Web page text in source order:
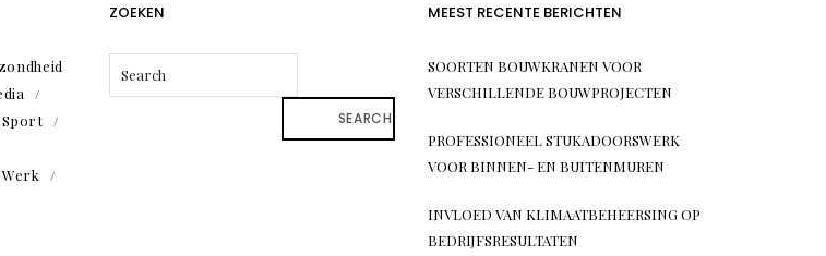
Sport
Werk
ZOEKEN
SEARCH
MEEST RECENTE BERICHTEN
SOORTEN BOUWKRANEN VOOR
VERSCHILLENDE BOUWPROJECTEN
PROFESSIONEEL STUKADOORSWERK
VOOR BINNEN- EN BUITENMUREN
INVLOED VAN KLIMAATBEHEERSING OP
BEDRIJFSRESULTATEN